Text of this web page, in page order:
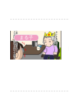
まる子